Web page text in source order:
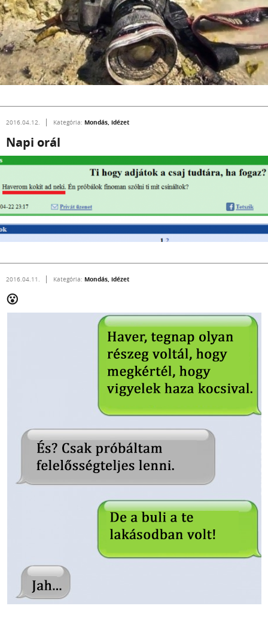
2016.04.12. Kategória: Mondás, idézet
Napi orál
2016.04.11. Kategória: Mondás, idézet
😮